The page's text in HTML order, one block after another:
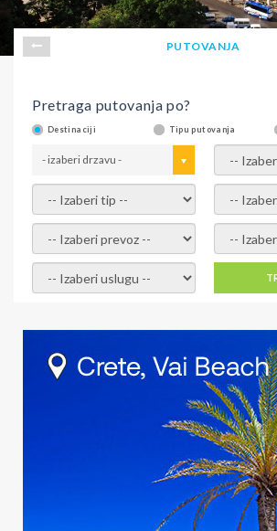
PUTOVANJA
Pretraga putovanja po?
Destinaciji Tipu putovanja
- izaberi drzavu - - izaberi
- izaberi tip - - izaberi
- izaberi prevoz - -
- Izaberite uslugu -